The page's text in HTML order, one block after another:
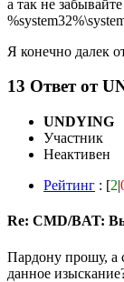
а так не
Я конечно далек
13 Ответ от
UNDYING
Участник
Неактивен
Рейтинг : [2|
Re: CMD/BAT:
Пардону прошу, а
данное